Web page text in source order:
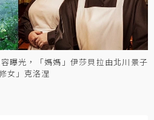
曝光，「媽媽」伊莎貝拉由北川景子
女」克洛涅